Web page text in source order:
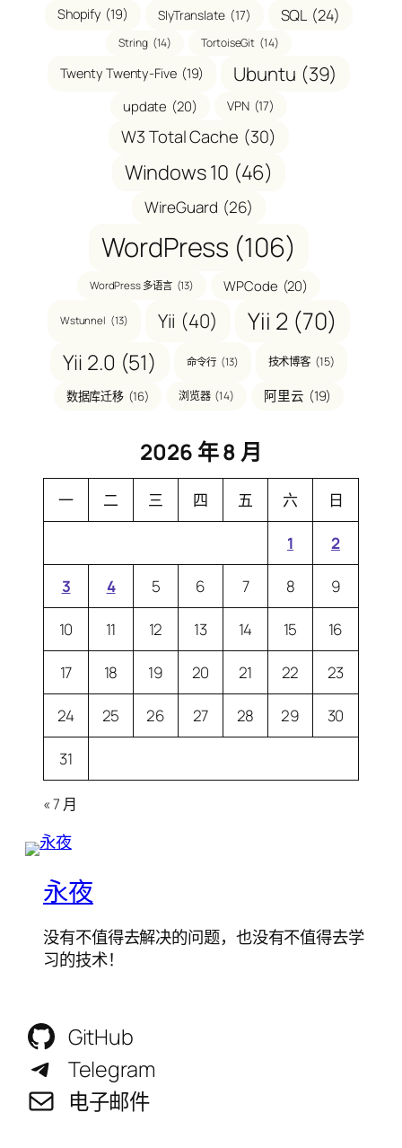
Shopify (19) SlyTranslate (17) SQL (24)
String (14) TortoiseGit (14)
Twenty Twenty-Five (19) Ubuntu (39)
update (20) VPN (17)
W3 Total Cache (30)
Windows 10 (46)
WireGuard (26)
WordPress (106)
WordPress 多语言 (13) WPCode (20)
Wstunnel (13) Yii (40) Yii 2 (70)
Yii 2.0 (51) 命令行 (13) 技术博客 (15)
数据库迁移 (16) 浏览器 (14) 阿里云 (19)
2026 年 8 月
一 二 三 四 五 六 日
1 2
3 4 5 6 7 8 9
10 11 12 13 14 15 16
17 18 19 20 21 22 23
24 25 26 27 28 29 30
31
« 7 月
永夜
没有不值得去解决的问题，也没有不值得去学
习的技术！
GitHub
Telegram
电子邮件